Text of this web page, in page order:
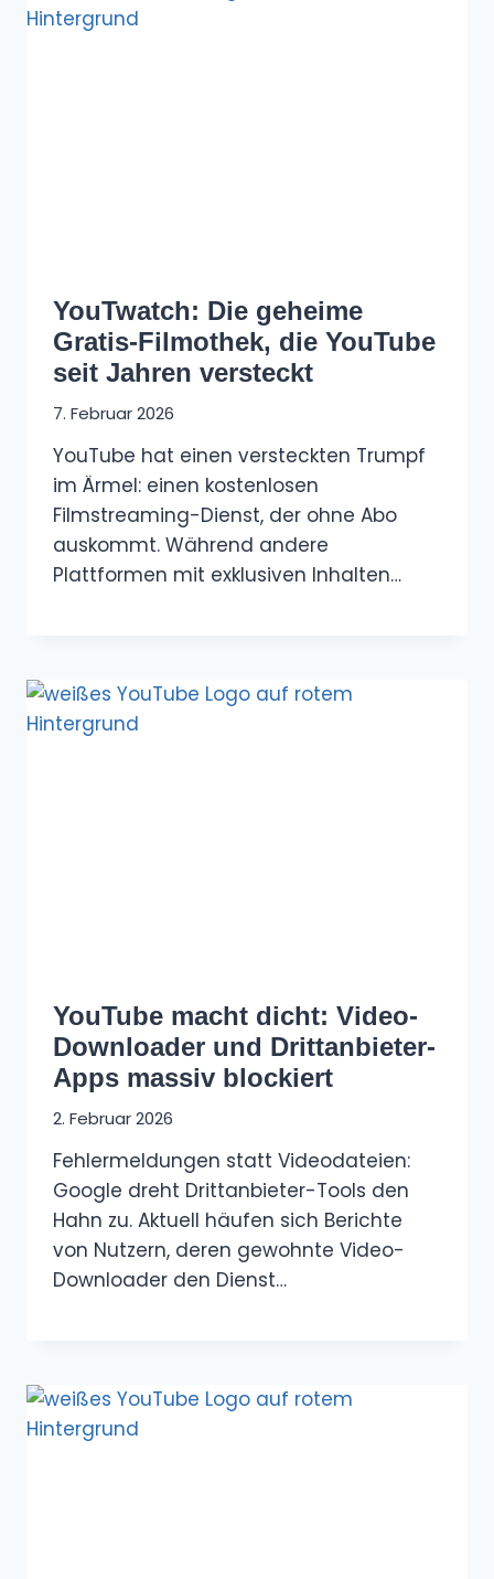
YouTwatch: Die geheime
Gratis-Filmothek, die YouTube
seit Jahren versteckt
7. Februar 2026
YouTube hat einen versteckten Trumpf
im Ärmel: einen kostenlosen
Filmstreaming-Dienst, der ohne Abo
auskommt. Während andere
Plattformen mit exklusiven Inhalten…
YouTube macht dicht: Video-
Downloader und Drittanbieter-
Apps massiv blockiert
2. Februar 2026
Fehlermeldungen statt Videodateien:
Google dreht Drittanbieter-Tools den
Hahn zu. Aktuell häufen sich Berichte
von Nutzern, deren gewohnte Video-
Downloader den Dienst…